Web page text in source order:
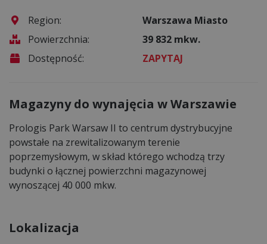
Region:
Warszawa Miasto
Powierzchnia:
39 832 mkw.
Dostępność:
ZAPYTAJ
Magazyny do wynajęcia w Warszawie
Prologis Park Warsaw II to centrum dystrybucyjne
powstałe na zrewitalizowanym terenie
poprzemysłowym, w skład którego wchodzą trzy
budynki o łącznej powierzchni magazynowej
wynoszącej 40 000 mkw.
Lokalizacja